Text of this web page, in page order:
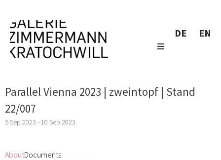
DE EN
Parallel Vienna 2023 | zweintopf | Stand
22/007
5 Sep 2023 - 10 Sep 2023
AboutDocuments